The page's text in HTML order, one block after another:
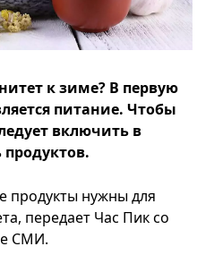
к зиме? В первую
питание. Чтобы
включить в
продуктов.
продукты нужны для
передает Час Пик со
СМИ.